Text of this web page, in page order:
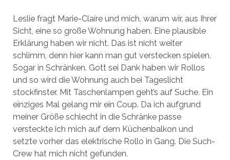
Leslie fragt Marie-Claire und mich, warum wir, aus Ihrer
Sicht, eine so große Wohnung haben. Eine plausible
Erklärung haben wir nicht. Das ist nicht weiter
schlimm, denn hier kann man gut verstecken spielen.
Sogar in Schränken. Gott sei Dank haben wir Rollos
und so wird die Wohnung auch bei Tageslicht
stockfinster. Mit Taschenlampen geht’s auf Suche. Ein
einziges Mal gelang mir ein Coup. Da ich aufgrund
meiner Größe schlecht in die Schränke passe
versteckte ich mich auf dem Küchenbalkon und
setzte vorher das elektrische Rollo in Gang. Die Such-
Crew hat mich nicht gefunden.